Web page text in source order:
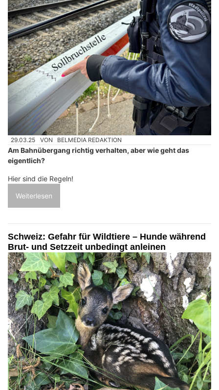
29.03.25 VON BELMEDIA REDAKTION
Am Bahnübergang richtig verhalten, aber wie geht das
eigentlich?
Hier sind die Regeln!
Weiterlesen
Schweiz: Gefahr für Wildtiere – Hunde während
Brut- und Setzzeit unbedingt anleinen